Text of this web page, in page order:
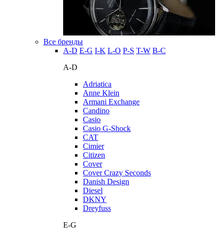
Все бренды
A-D E-G I-K L-O P-S T-W В-С
A-D
Adriatica
Anne Klein
Armani Exchange
Candino
Casio
Casio G-Shock
CAT
Cimier
Citizen
Cover
Cover Crazy Seconds
Danish Design
Diesel
DKNY
Dreyfuss
E-G